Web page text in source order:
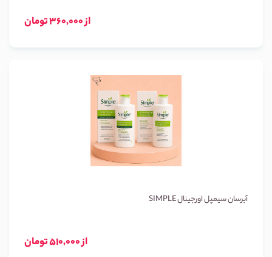
از 360,000 تومان
آبرسان سیمپل اورجینال SIMPLE
از 510,000 تومان